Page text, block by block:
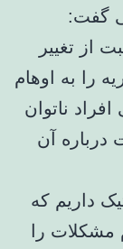
گفت:
از تغییر
را به اوهام
ناتوان
آن
داریم که
مشکلات را